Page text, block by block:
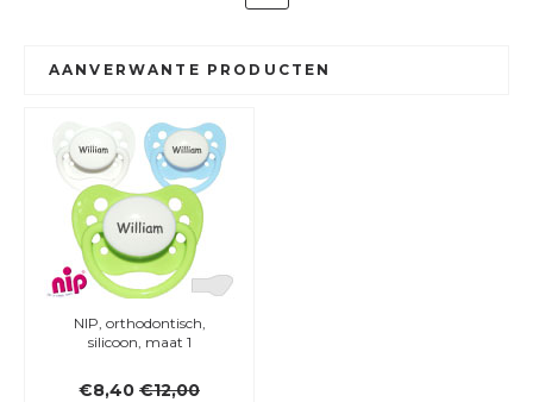
AANVERWANTE PRODUCTEN
NIP, orthodontisch,
silicoon, maat 1
€8,40 €12,00